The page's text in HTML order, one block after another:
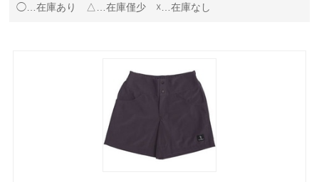
◯…在庫あり △…在庫僅少 ☓…在庫なし